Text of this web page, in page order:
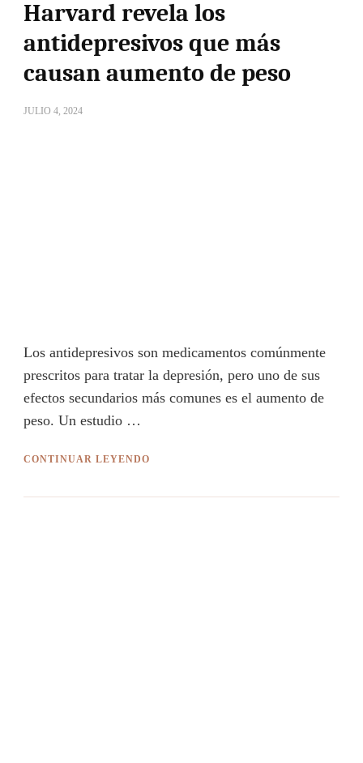
Harvard revela los
antidepresivos que más
causan aumento de peso
JULIO 4, 2024
Los antidepresivos son medicamentos comúnmente
prescritos para tratar la depresión, pero uno de sus
efectos secundarios más comunes es el aumento de
peso. Un estudio …
CONTINUAR LEYENDO